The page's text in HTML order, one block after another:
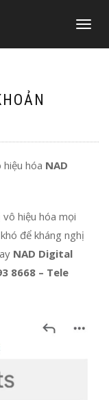
T
G
I
hóa NAD
hiệu hóa mọi
để kháng nghị
NAD Digital
8668 – Tele